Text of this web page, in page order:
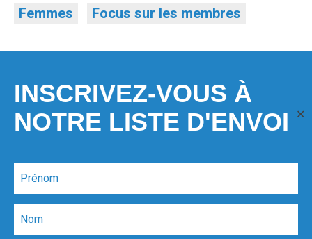
✕
Femmes Focus sur les membres
INSCRIVEZ-VOUS À
NOTRE LISTE D'ENVOI